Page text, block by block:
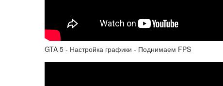
GTA 5 - Настройка графики - Поднимаем FPS